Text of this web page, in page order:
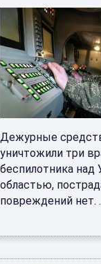
Дежурные
уничтожили три
беспилотника над
областью,
повреждений нет.